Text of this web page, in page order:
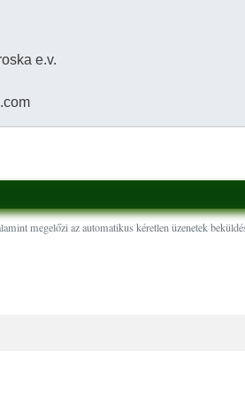
megelőzi az automatikus kéretlen üzenetek